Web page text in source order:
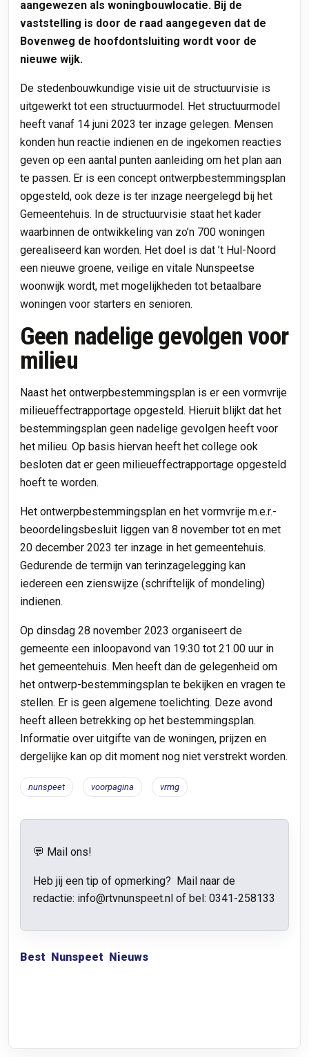
aangewezen als woningbouwlocatie. Bij de
vaststelling is door de raad aangegeven dat de
Bovenweg de hoofdontsluiting wordt voor de
nieuwe wijk.
De stedenbouwkundige visie uit de structuurvisie is
uitgewerkt tot een structuurmodel. Het structuurmodel
heeft vanaf 14 juni 2023 ter inzage gelegen. Mensen
konden hun reactie indienen en de ingekomen reacties
geven op een aantal punten aanleiding om het plan aan
te passen. Er is een concept ontwerpbestemmingsplan
opgesteld, ook deze is ter inzage neergelegd bij het
Gemeentehuis. In de structuurvisie staat het kader
waarbinnen de ontwikkeling van zo’n 700 woningen
gerealiseerd kan worden. Het doel is dat ’t Hul-Noord
een nieuwe groene, veilige en vitale Nunspeetse
woonwijk wordt, met mogelijkheden tot betaalbare
woningen voor starters en senioren.
Geen nadelige gevolgen voor
milieu
Naast het ontwerpbestemmingsplan is er een vormvrije
milieueffectrapportage opgesteld. Hieruit blijkt dat het
bestemmingsplan geen nadelige gevolgen heeft voor
het milieu. Op basis hiervan heeft het college ook
besloten dat er geen milieueffectrapportage opgesteld
hoeft te worden.
Het ontwerpbestemmingsplan en het vormvrije m.e.r.-
beoordelingsbesluit liggen van 8 november tot en met
20 december 2023 ter inzage in het gemeentehuis.
Gedurende de termijn van terinzagelegging kan
iedereen een zienswijze (schriftelijk of mondeling)
indienen.
Op dinsdag 28 november 2023 organiseert de
gemeente een inloopavond van 19:30 tot 21.00 uur in
het gemeentehuis. Men heeft dan de gelegenheid om
het ontwerp-bestemmingsplan te bekijken en vragen te
stellen. Er is geen algemene toelichting. Deze avond
heeft alleen betrekking op het bestemmingsplan.
Informatie over uitgifte van de woningen, prijzen en
dergelijke kan op dit moment nog niet verstrekt worden.
nunspeet voorpagina vrmg
💬 Mail ons!
Heb jij een tip of opmerking? Mail naar de
redactie: info@rtvnunspeet.nl of bel: 0341-258133
Best Nunspeet Nieuws